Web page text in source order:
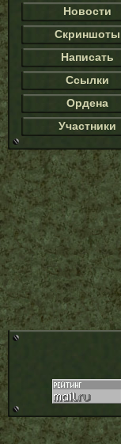
Новости
Скриншоты
Написать
Ссылки
Ордена
Участники